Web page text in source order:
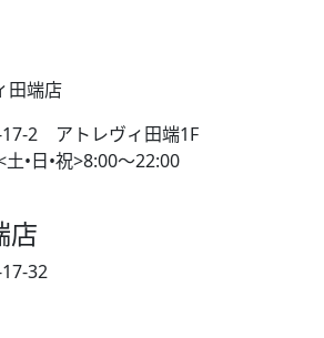
田端店
17-2 アトレヴィ田端1F
•日•祝>8:00〜22:00
店
32